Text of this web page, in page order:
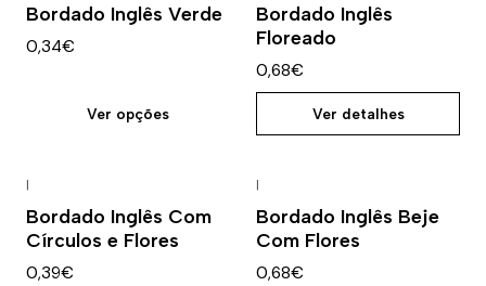
Bordado Inglês Verde
0,34€
Ver opções
Bordado Inglês
Floreado
0,68€
Ver detalhes
|
Bordado Inglês Com
Círculos e Flores
0,39€
|
Bordado Inglês Beje
Com Flores
0,68€